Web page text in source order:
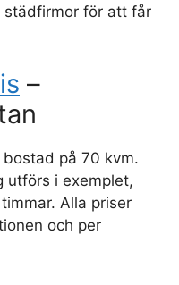
städfirmor för att får
–
på 70 kvm.
utförs i exemplet,
Alla priser
och per